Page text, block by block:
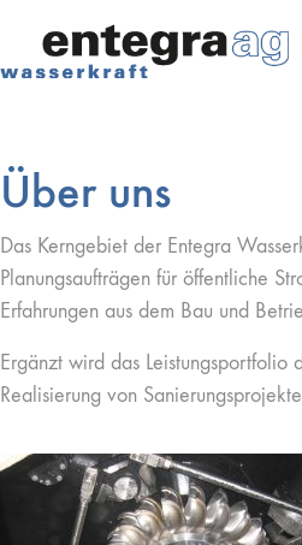
Über uns
Das Kerngebiet der Entegra
Planungsaufträgen für öffentliche
Erfahrungen aus dem Bau und
Ergänzt wird das Leistungsportfolio
Realisierung von